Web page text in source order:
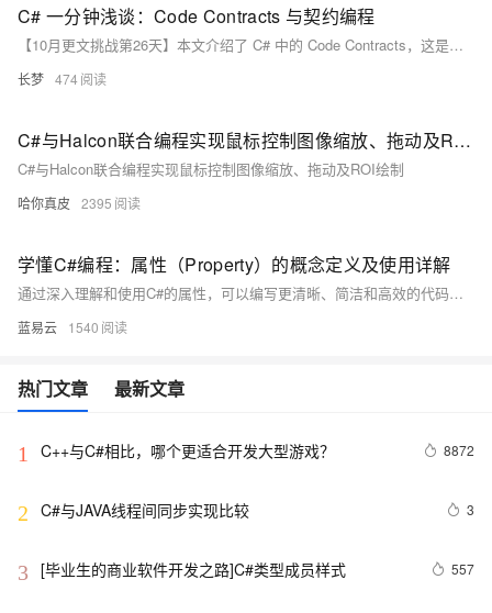
C# 一分钟浅谈：Code Contracts 与契约编程
【10月更文挑战第26天】本文介绍了 C# 中的 Code Contracts，这是一个强大的工具，用于通过契约编程增强代码的健壮性和可维护性。文章从基本概念入手，详细讲解了前置条件、后置条件和对象不变量的使用方法，并通过具体代码示例进行了说明。同时，文章还探讨了常见的问题和易错点，如忘记启用静态检查、过度依赖契约和性能影响，并提供了相应的解决建议。希望读者能通过本文更好地理解和应用 Code Contracts。
长梦 474
C#与Halcon联合编程实现鼠标控制图像缩放、拖动及ROI绘制
C#与Halcon联合编程实现鼠标控制图像缩放、拖动及ROI绘制
哈你真皮 2395
学懂C#编程：属性（Property）的概念定义及使用详解
通过深入理解和使用C#的属性，可以编写更清晰、简洁和高效的代码，为开发高质量的应用程序奠定基础。
蓝易云 1540
热门文章 最新文章
1 C++与C#相比，哪个更适合开发大型游戏？ 8872
2 C#与JAVA线程间同步实现比较 3
3 [毕业生的商业软件开发之路]C#类型成员样式 557